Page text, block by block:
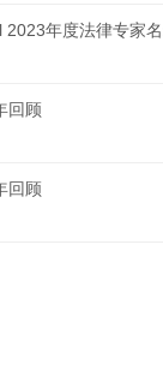
2023年度法律专家
回顾
回顾